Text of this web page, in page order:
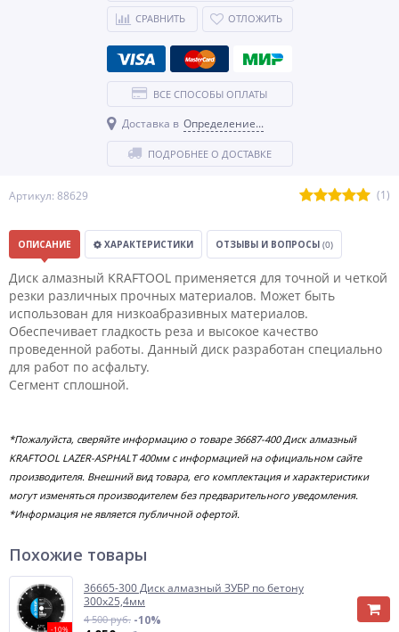
Артикул: 88629 (1)
СРАВНИТЬ ОТЛОЖИТЬ
ВСЕ СПОСОБЫ ОПЛАТЫ
Доставка в Определение...
ПОДРОБНЕЕ О ДОСТАВКЕ
ОПИСАНИЕ ХАРАКТЕРИСТИКИ ОТЗЫВЫ И ВОПРОСЫ (0)
Диск алмазный KRAFTOOL применяется для точной и четкой
резки различных прочных материалов. Может быть
использован для низкоабразивных материалов.
Обеспечивает гладкость реза и высокое качество
проведенной работы. Данный диск разработан специально
для работ по асфальту.
Сегмент сплошной.
*Пожалуйста, сверяйте информацию о товаре 36687-400 Диск алмазный
KRAFTOOL LAZER-ASPHALT 400мм с информацией на официальном сайте
производителя. Внешний вид товара, его комплектация и характеристики
могут изменяться производителем без предварительного уведомления.
*Информация не является публичной офертой.
Похожие товары
-10%
36665-300 Диск алмазный ЗУБР по бетону
300х25,4мм
4 500 руб. -10%